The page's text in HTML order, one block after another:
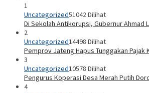
1
Uncategorized51042 Dilihat
Di Sekolah Antikorupsi, Gubernur Ahmad
2
Uncategorized14498 Dilihat
Pemprov Jateng Hapus Tunggakan Pajak
3
Uncategorized10578 Dilihat
Pengurus Koperasi Desa Merah Putih
4